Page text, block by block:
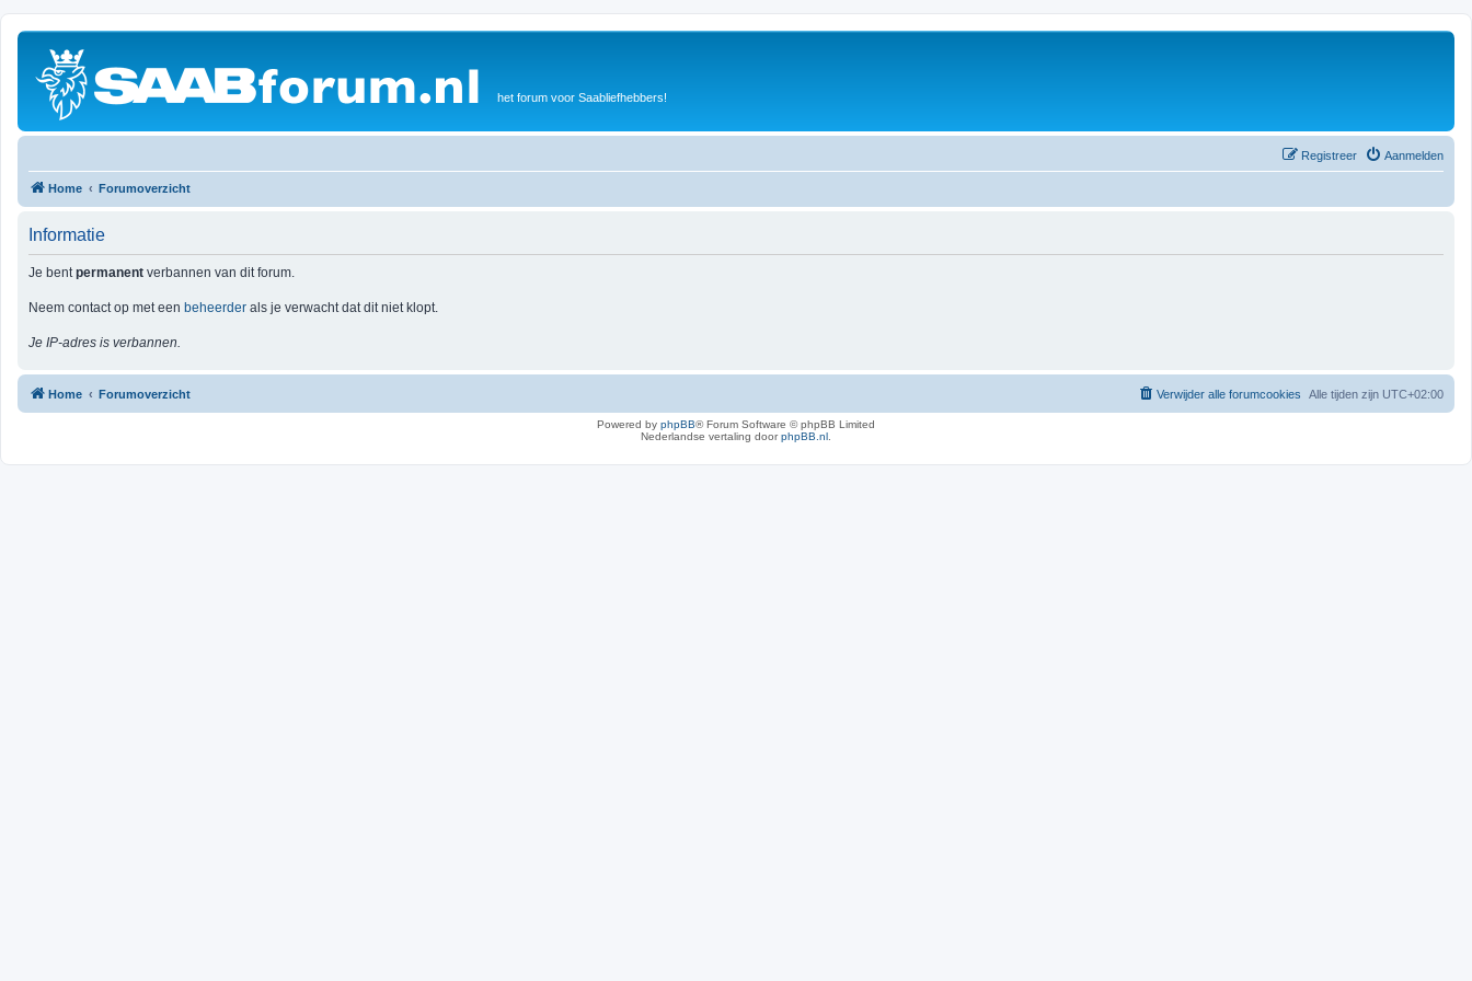
het forum voor Saabliefhebbers!
Aanmelden
Registreer
Home Forumoverzicht
Informatie
Je bentpermanent verbannen van dit forum.
Neem contact op met een beheerder als je verwacht dat dit niet klopt.
Je IP-adres is verbannen.
Home Forumoverzicht Alle tijden zijn UTC+02:00
Verwijder alle forumcookies
Powered by phpBB® Forum Software © phpBB Limited
Nederlandse vertaling doorphpBB.nl